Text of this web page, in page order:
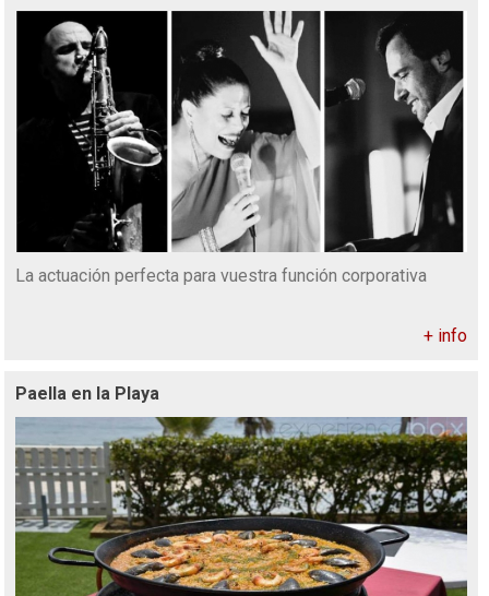
La actuación perfecta para vuestra función corporativa
+ info
Paella en la Playa